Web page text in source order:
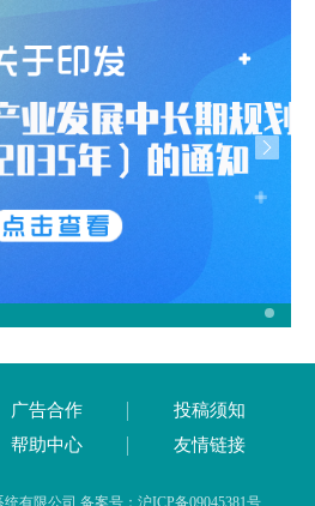
广告合作
投稿须知
帮助中心 友情链接
有限公司 备案号：沪ICP备09045381号